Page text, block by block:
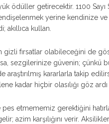
getirecektir. 1100 Sayı
yerine kendinize
akıllıca kullan.
gizli fırsatlar olabileceğini de
sezgilerinize güvenin; çünkü
kararlarla takip
kadar hiçbir olasılığı göz ardı
etmememiz gerektiğini
azim karşılığını verir.